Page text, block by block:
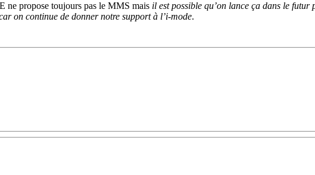
ne propose toujours pas le MMS mais il est possible qu’on lance ça dans le
on continue de donner notre support à l’i-mode.